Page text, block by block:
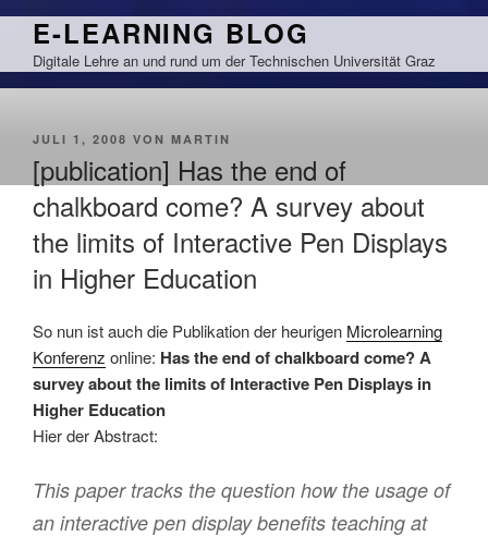
Zum
springen
E-LEARNING BLOG
Digitale Lehre an und rund um der Technischen Universität Graz
VERÖFFENTLICHT
JULI 1, 2008 VON MARTIN
[publication] Has the end of
chalkboard come? A survey about
the limits of Interactive Pen Displays
in Higher Education
So nun ist auch die Publikation der heurigen Microlearning
Konferenz online: Has the end of chalkboard come? A
survey about the limits of Interactive Pen Displays in
Higher Education
Hier der Abstract:
This paper tracks the question how the usage of
an interactive pen display benefits teaching at